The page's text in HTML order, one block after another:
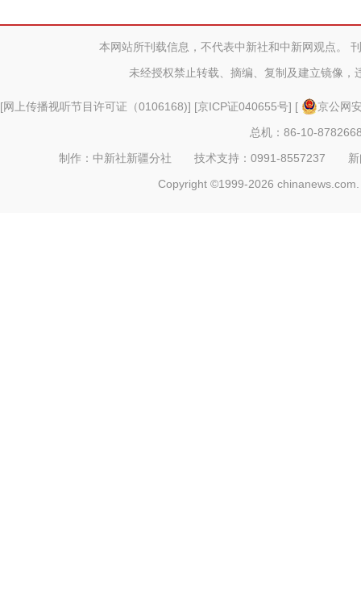
本网站所刊载信息，不代表中新社和中新网观点。
未经授权禁止转载、摘编、复制及建立镜像，
[网上传播视听节目许可证（0106168)] [京ICP证040655号] [
京公网
总机：86-10-
制作：中新社新疆分社 技术支持：0991-8557237
Copyright ©1999-2026